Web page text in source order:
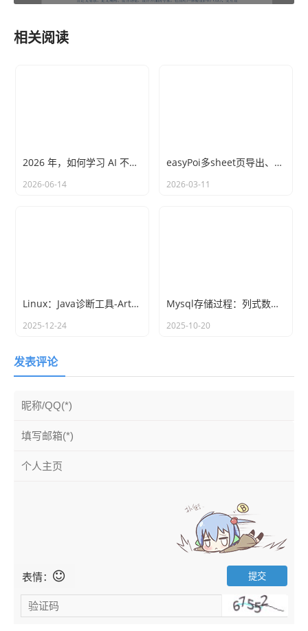
点击完成
3.CentOS安装过程
安装界面，回车可以跳过等待。
选择语言界面（选个你能看懂的就行）
相关阅读
2026 年，如何学习 AI 不落后
2026-06-14
easyPoi多sheet页导出、自定义动态列(ExcelExportEntity)
2026-03-11
Linux：Java诊断工具-Arthas
2025-12-24
Mysql存储过程：列式数据转行式数据
2025-10-20
发表评论
表情：